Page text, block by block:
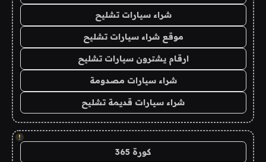
شراء سيارات تشليح
موقع شراء سيارات تشليح
ارقام يشترون سيارات تشليح
شراء سيارات مصدومة
شراء سيارات قديمة تشليح
!
كورة 365